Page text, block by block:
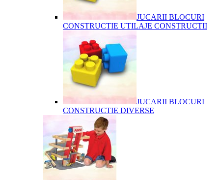
JUCARII BLOCURI
CONSTRUCTIE UTILAJE CONSTRUCTII
JUCARII BLOCURI
CONSTRUCTIE DIVERSE